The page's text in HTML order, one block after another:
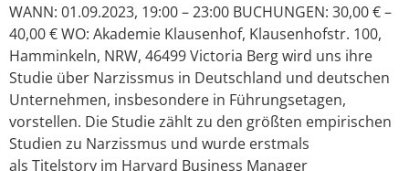
WANN: 01.09.2023, 19:00 – 23:00 BUCHUNGEN: 30,00 € –
40,00 € WO: Akademie Klausenhof, Klausenhofstr. 100,
Hamminkeln, NRW, 46499 Victoria Berg wird uns ihre
Studie über Narzissmus in Deutschland und deutschen
Unternehmen, insbesondere in Führungsetagen,
vorstellen. Die Studie zählt zu den größten empirischen
Studien zu Narzissmus und wurde erstmals
als Titelstory im Harvard Business Manager